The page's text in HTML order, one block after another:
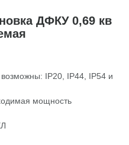
ДФКУ 0,69 кв
возможны: IP20, IP44, IP54 и
мощность